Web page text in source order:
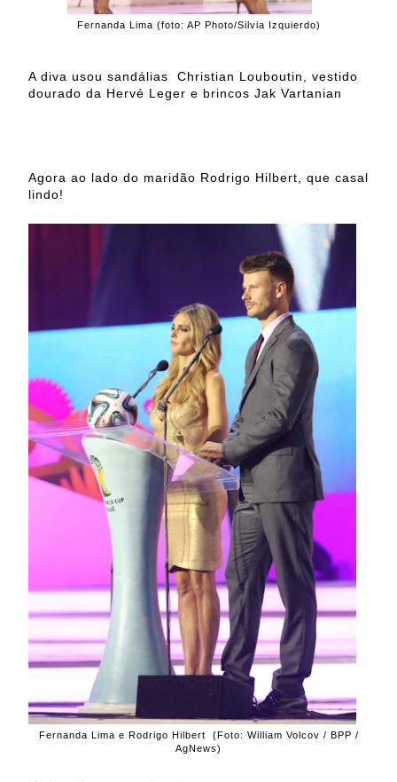
Fernanda Lima (foto: AP Photo/Silvia Izquierdo)
A diva usou sandálias Christian Louboutin, vestido
dourado da Hervé Leger e brincos Jak Vartanian
Agora ao lado do maridão Rodrigo Hilbert, que casal
lindo!
Fernanda Lima e Rodrigo Hilbert (Foto: William Volcov / BPP /
AgNews)